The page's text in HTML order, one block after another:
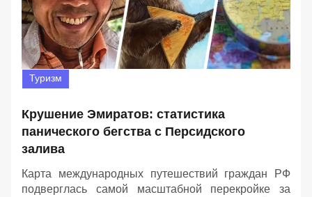
Туризм
Крушение Эмиратов: статистика
панического бегства с Персидского
залива
Карта международных путешествий граждан РФ
подверглась самой масштабной перекройке за